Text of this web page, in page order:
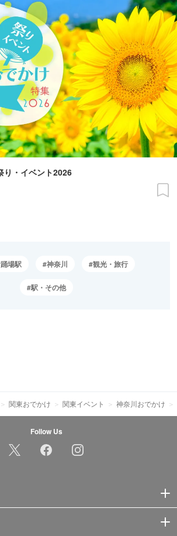
り・イベント2026
踊場駅 神奈川 観光・旅行
駅・その他
関東おでかけ 関東イベント 神奈川おでかけ
Follow Us